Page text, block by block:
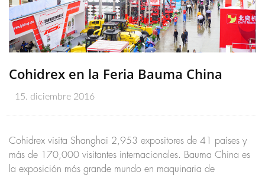
Cohidrex en la Feria Bauma China
15. diciembre 2016
Cohidrex visita Shanghai 2,953 expositores de 41 países y
más de 170,000 visitantes internacionales. Bauma China es
la exposición más grande mundo en maquinaria de